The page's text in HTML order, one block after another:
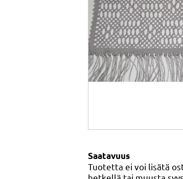
Saatavuus
Tuotetta ei voi lisätä